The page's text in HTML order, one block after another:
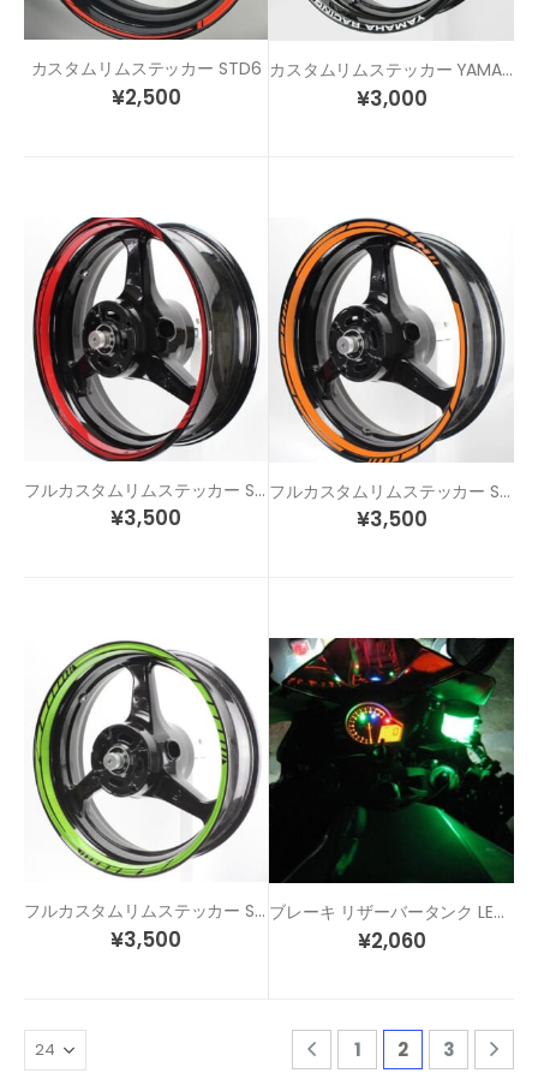
カスタムリムステッカー STD6
¥2,500
カスタムリムステッカー YAMAHA RACING
¥3,000
フルカスタムリムステッカー STD2-F
¥3,500
フルカスタムリムステッカー STD4-F
¥3,500
フルカスタムリムステッカー STD5-F
¥3,500
ブレーキ リザーバータンク LED ライトアップキット
¥2,060
1 2 3